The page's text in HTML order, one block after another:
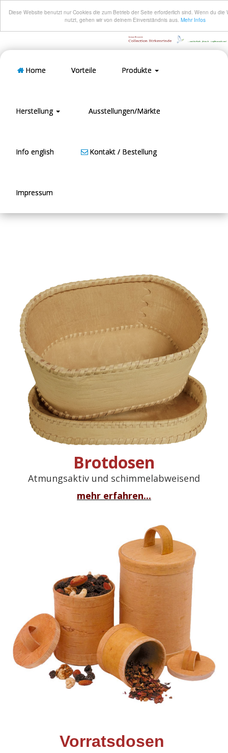
Diese Website benutzt nur Cookies die zum Betrieb der Seite erforderlich sind. Wenn du die
nutzt, gehen wir von deinem Einverständnis aus. Mehr Infos
Home Vorteile Produkte
Herstellung Ausstellungen/Märkte
Info english Kontakt / Bestellung
Impressum
Brotdosen
Atmungsaktiv und schimmelabweisend
mehr erfahren...
Vorratsdosen